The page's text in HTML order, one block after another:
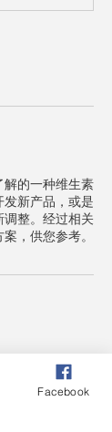
解的一种维生素
新产品，或是
调整。经过相关
，供您参考。
Facebook